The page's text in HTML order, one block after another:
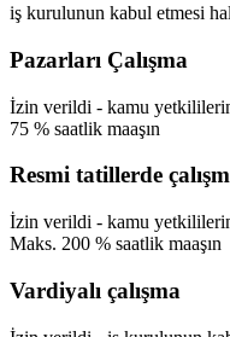
iş kurulunun kabul etmesi
Pazarları Çalışma
İzin verildi - kamu
75 % saatlik maaşın
Resmi tatillerde
İzin verildi - kamu
Maks. 200 % saatlik maaşın
Vardiyalı çalışma